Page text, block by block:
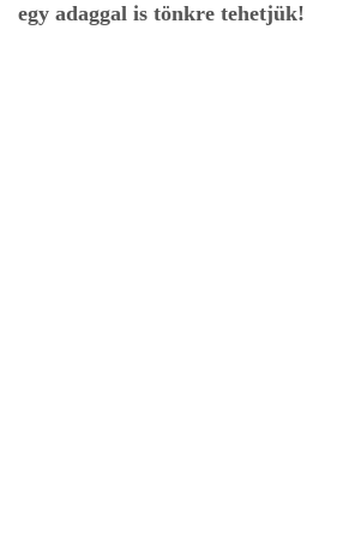
egy adaggal is tönkre tehetjük!